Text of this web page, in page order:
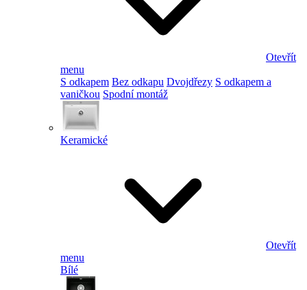
Otevřít
menu
S odkapem Bez odkapu Dvojdřezy S odkapem a
vaničkou Spodní montáž
Keramické
Otevřít
menu
Bílé